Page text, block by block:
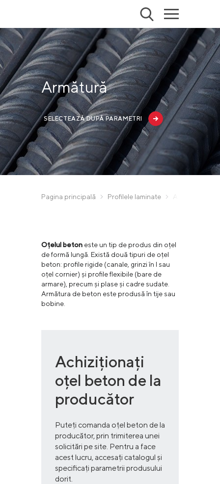
Armătură
SELECTEAZĂ DUPĂ PARAMETRI
Pagina principală Profilele laminate Armătură
Oțelul beton este un tip de produs din oțel
de formă lungă. Există două tipuri de oțel
beton: profile rigide (canale, grinzi în I sau
oțel cornier) și profile flexibile (bare de
armare), precum și plase și cadre sudate.
Armătura de beton este produsă în tije sau
bobine.
Achiziționați
oțel beton de la
producător
Puteți comanda oțel beton de la
producător, prin trimiterea unei
solicitări pe site. Pentru a face
acest lucru, accesați catalogul și
specificați parametrii produsului
dorit.